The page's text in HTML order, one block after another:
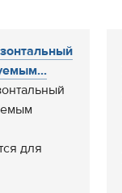
для